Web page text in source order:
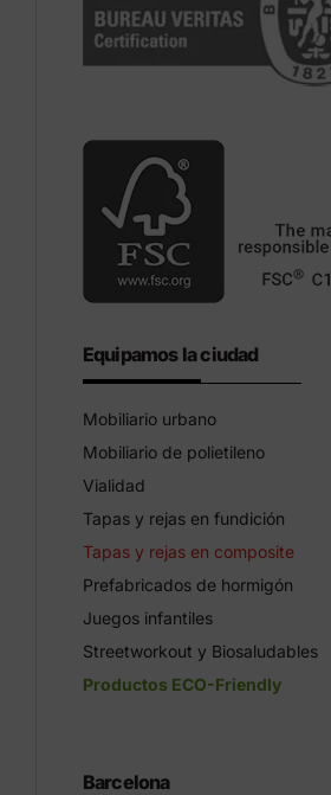
Equipamos la ciudad
Mobiliario urbano
Mobiliario de polietileno
Vialidad
Tapas y rejas en fundición
Tapas y rejas en composite
Prefabricados de hormigón
Juegos infantiles
Streetworkout y Biosaludables
Productos ECO-Friendly
Barcelona